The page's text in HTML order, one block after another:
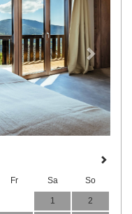
Fr Sa So
1 2